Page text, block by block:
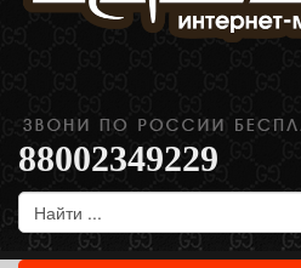
88002349229